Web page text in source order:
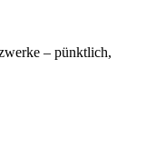
– pünktlich,